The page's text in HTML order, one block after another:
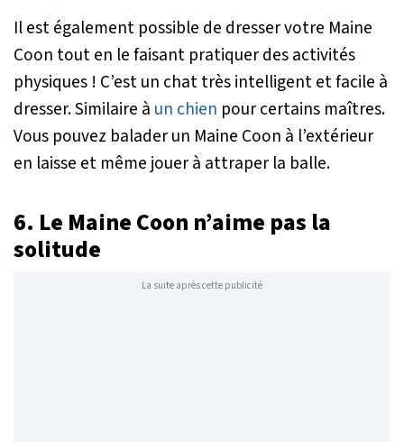
Il est également possible de dresser votre Maine
Coon tout en le faisant pratiquer des activités
physiques ! C’est un chat très intelligent et facile à
dresser. Similaire à un chien pour certains maîtres.
Vous pouvez balader un Maine Coon à l’extérieur
en laisse et même jouer à attraper la balle.
6. Le Maine Coon n’aime pas la
solitude
La suite après cette publicité